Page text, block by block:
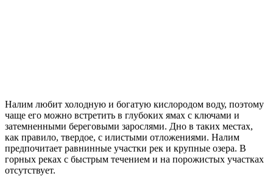
Налим любит холодную и богатую кислородом воду, поэтому
чаще его можно встретить в глубоких ямах с ключами и
затемненными береговыми зарослями. Дно в таких местах,
как правило, твердое, с илистыми отложениями. Налим
предпочитает равнинные участки рек и крупные озера. В
горных реках с быстрым течением и на порожистых участках
отсутствует.